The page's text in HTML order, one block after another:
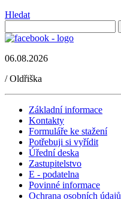
Hledat
06.08.2026
/Oldřiška
Základní informace
Kontakty
Formuláře ke stažení
Potřebuji si vyřídit
Úřední deska
Zastupitelstvo
E - podatelna
Povinné informace
Ochrana osobních údajů